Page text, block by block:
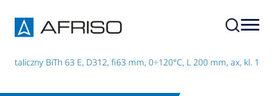
BiTh 63 E, D312, fi63 mm, 0÷120°C, L 200 mm, ax, kl. 1